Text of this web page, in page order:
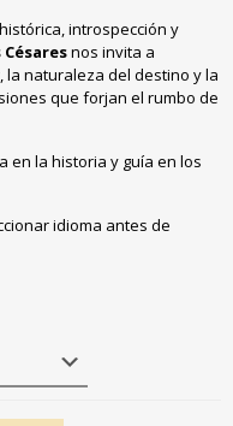
introspección y
nos invita a
naturaleza del destino y la
que forjan el rumbo de
en la historia y guía en los
idioma antes de